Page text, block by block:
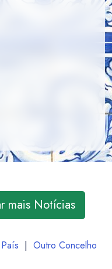
Torres Vedras
mais Notícias
País | Outro Concelho